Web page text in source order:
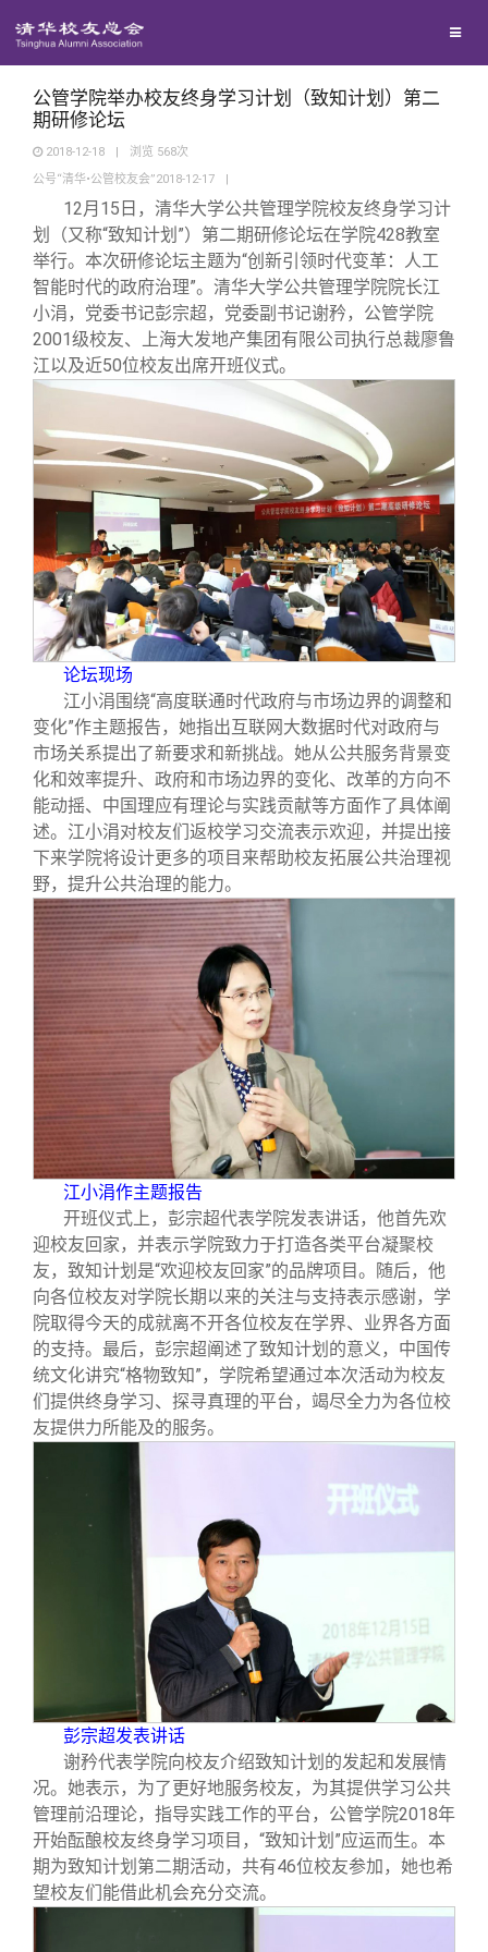
地区联络
年级联络
院系校友工作
专业委员会
兴趣群体
西南联大校友会
回馈母校
捐赠项目
捐赠新闻
捐赠纪事
捐赠方法
媒体平台
《清华校友通讯》
《水木清华》
我要订阅
百年清华
清华人物
清华故事
校友文苑
校友讲坛
校友视界
校友服务
终身学习
三创大赛
实用信息
校友总会
会长致辞
总会章程
理事会名单
制度法规
联系我们
公管学院举办校友终身学习计划（致知计划）第二
期研修论坛
2018-12-18 | 浏览 568次
公号“清华•公管校友会”2018-12-17
|
12月15日，清华大学公共管理学院校友终身学习计
划（又称“致知计划”）第二期研修论坛在学院428教室
举行。本次研修论坛主题为“创新引领时代变革：人工
智能时代的政府治理”。清华大学公共管理学院院长江
小涓，党委书记彭宗超，党委副书记谢矜，公管学院
2001级校友、上海大发地产集团有限公司执行总裁廖鲁
江以及近50位校友出席开班仪式。
论坛现场
江小涓围绕“高度联通时代政府与市场边界的调整和
变化”作主题报告，她指出互联网大数据时代对政府与
市场关系提出了新要求和新挑战。她从公共服务背景变
化和效率提升、政府和市场边界的变化、改革的方向不
能动摇、中国理应有理论与实践贡献等方面作了具体阐
述。江小涓对校友们返校学习交流表示欢迎，并提出接
下来学院将设计更多的项目来帮助校友拓展公共治理视
野，提升公共治理的能力。
江小涓作主题报告
开班仪式上，彭宗超代表学院发表讲话，他首先欢
迎校友回家，并表示学院致力于打造各类平台凝聚校
友，致知计划是“欢迎校友回家”的品牌项目。随后，他
向各位校友对学院长期以来的关注与支持表示感谢，学
院取得今天的成就离不开各位校友在学界、业界各方面
的支持。最后，彭宗超阐述了致知计划的意义，中国传
统文化讲究“格物致知”，学院希望通过本次活动为校友
们提供终身学习、探寻真理的平台，竭尽全力为各位校
友提供力所能及的服务。
彭宗超发表讲话
谢矜代表学院向校友介绍致知计划的发起和发展情
况。她表示，为了更好地服务校友，为其提供学习公共
管理前沿理论，指导实践工作的平台，公管学院2018年
开始酝酿校友终身学习项目，“致知计划”应运而生。本
期为致知计划第二期活动，共有46位校友参加，她也希
望校友们能借此机会充分交流。